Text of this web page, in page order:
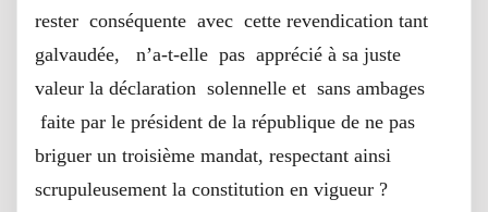
rester conséquente avec cette revendication tant
galvaudée, n’a-t-elle pas apprécié à sa juste
valeur la déclaration solennelle et sans ambages
faite par le président de la république de ne pas
briguer un troisième mandat, respectant ainsi
scrupuleusement la constitution en vigueur ?